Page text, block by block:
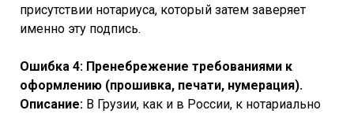
присутствии нотариуса, который затем заверяет
именно эту подпись.
Ошибка 4: Пренебрежение требованиями к
оформлению (прошивка, печати, нумерация).
Описание: В Грузии, как и в России, к нотариально